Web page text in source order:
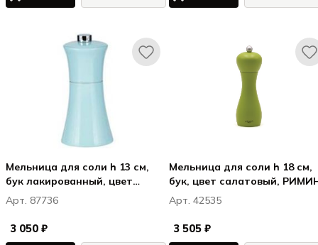
Мельница для соли h 13 см,
бук лакированный, цвет
светло-голубой, ВЕРОНА /
VERONA
Арт. 87736
3 050 ₽
Мельница для соли h 18 см,
бук, цвет салатовый,
/ RIMINI
Арт. 42535
3 505 ₽